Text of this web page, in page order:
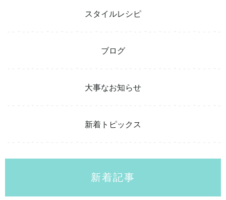
スタイルレシピ
ブログ
大事なお知らせ
新着トピックス
新着記事